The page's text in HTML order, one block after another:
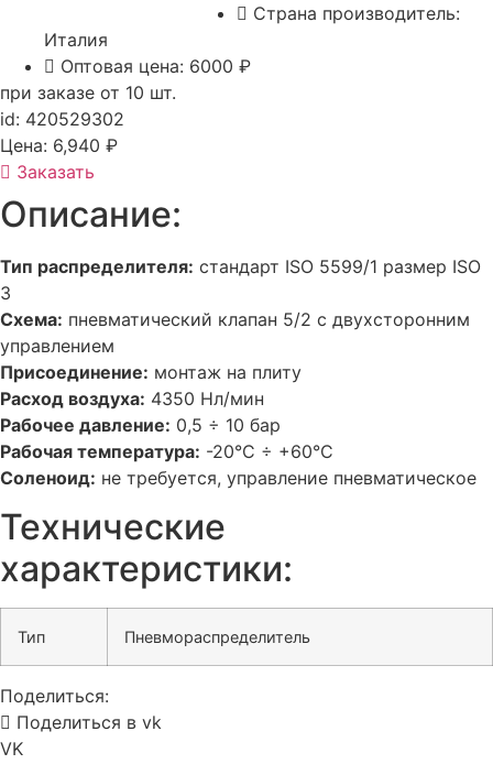
Страна производитель:
Италия
Оптовая цена: 6000 ₽
при заказе от 10 шт.
id: 420529302
Цена: 6,940 ₽
Заказать
Описание:
Тип распределителя: стандарт ISO 5599/1 размер ISO
3
Схема: пневматический клапан 5/2 с двухсторонним
управлением
Присоединение: монтаж на плиту
Расход воздуха: 4350 Нл/мин
Рабочее давление: 0,5 ÷ 10 бар
Рабочая температура: -20°C ÷ +60°C
Соленоид: не требуется, управление пневматическое
Технические
характеристики:
Тип Пневмораспределитель
Поделиться:
Поделиться в vk
VK